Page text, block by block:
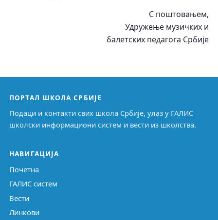
С поштовањем,
Удружење музичких и
балетских педагога Србије
ПОРТАЛ ШКОЛА СРБИЈЕ
Подаци и контакти свих школа Србије, улаз у ГАЛИС
школски информациони систем и вести из школства.
НАВИГАЦИЈА
Почетна
ГАЛИС систем
Вести
Линкови